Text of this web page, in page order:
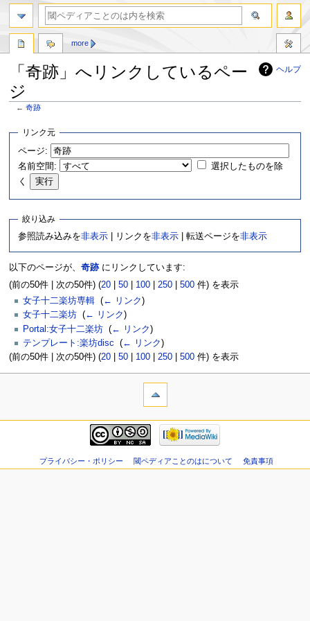
ヘルプ
「奇跡」へリンクしているペー
ジ
←奇跡
に
リンク元
ページ:
名前空間:
選択したものを除
く
絞り込み
参照読み込みを非表示 | リンクを非表示 | 転送ページを非表示
以下のページが、 奇跡にリンクしています:
(前の50件 | 次の50件) (20| 50| 100| 250| 500件) を表示
女子十二楽坊専輯 (← リンク )
女子十二楽坊 (← リンク )
Portal:女子十二楽坊 (← リンク)
テンプレート:楽坊disc
(← リンク )
(前の50件 | 次の50件) (20| 50| 100| 250| 500件) を表示
more
プライバシー・ポリシー 閾ペディアことのはについて 免責事項